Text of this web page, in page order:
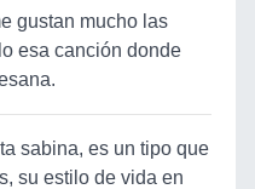
gustan mucho las
esa canción donde
sabina, es un tipo que
su estilo de vida en